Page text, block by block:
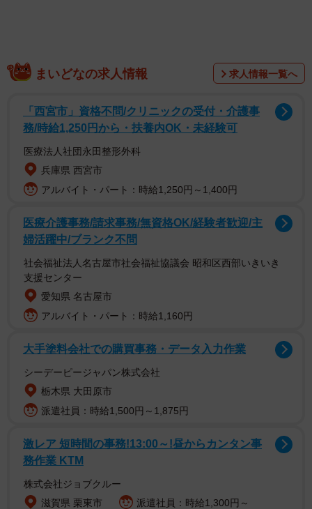
北大阪急行は江坂～箕面萱野間8.4kmを結び、Osaka Metro
御堂筋線（江坂～なかもず）と相互直通運転を実施してい
た。従来の2000形は大阪市営地下鉄（当時）の車両と似て
いましたが、8000形は「より高度な安全輸送の確立」「よ
り快適なサービスの提供」を基に設計され、イメージを一
新。
まいどなの求人情報 求人情報一覧へ
「西宮市」資格不問/クリニックの受付・介護事
務/時給1,250円から・扶養内OK・未経験可
医療法人社団永田整形外科
兵庫県 西宮市
アルバイト・パート：時給1,250円～1,400円
医療介護事務/請求事務/無資格OK/経験者歓迎/主
婦活躍中/ブランク不問
社会福祉法人名古屋市社会福祉協議会 昭和区西部いきいき
支援センター
愛知県 名古屋市
アルバイト・パート：時給1,160円
大手塗料会社での購買事務・データ入力作業
シーデーピージャパン株式会社
栃木県 大田原市
派遣社員：時給1,500円～1,875円
激レア 短時間の事務!13:00～!昼からカンタン事
務作業 KTM
株式会社ジョブクルー
滋賀県 栗東市
派遣社員：時給1,300円～